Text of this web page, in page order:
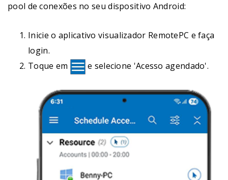
pool de conexões no seu dispositivo Android:
Inicie o aplicativo visualizador RemotePC e faça
login.
Toque em
e selecione 'Acesso agendado'.